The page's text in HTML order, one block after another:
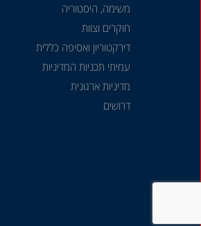
משימה, היסטוריה
חוקרים וצוות
דירקטוריון ואסיפה כללית
עמיתי תכניות המדיניות
מדיניות ארגונית
דרושים